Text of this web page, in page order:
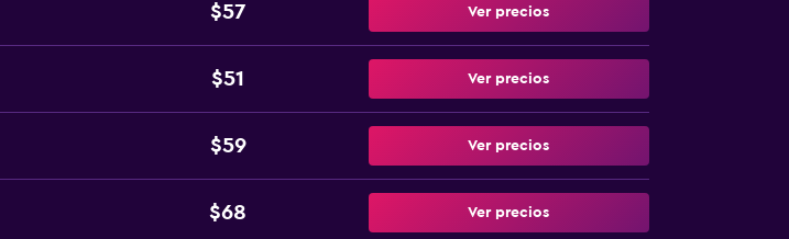
$57 Ver precios
$51 Ver precios
$59 Ver precios
$68 Ver precios